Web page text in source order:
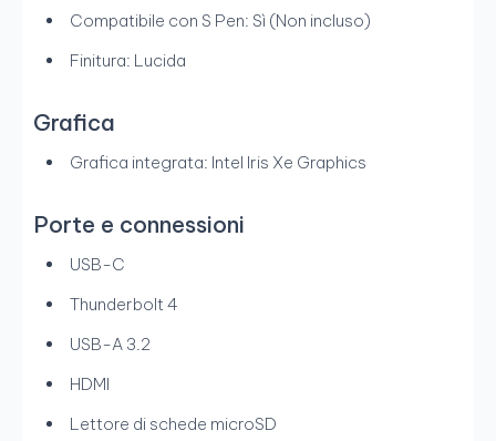
Compatibile con S Pen: Sì (Non incluso)
Finitura: Lucida
Grafica
Grafica integrata: Intel Iris Xe Graphics
Porte e connessioni
USB-C
Thunderbolt 4
USB-A 3.2
HDMI
Lettore di schede microSD